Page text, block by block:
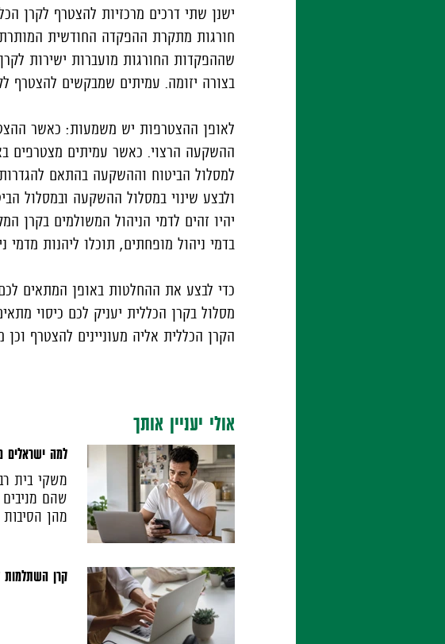
ישנן שתי דרכים מרכזיות להצטרף לקרן
חורגות מתקרת ההפקדה החודשית
שההפקדות החורגות מועברות ישירות
בצורה יזומה. עמיתים שמבקשים להצטרף
לאופן ההצטרפות יש משמעות: כאשר
ההשקעה הרצוי. כאשר עמיתים מצטרפים
למסלול הביטוח וההשקעה בהתאם
ולבצע שינוי במסלול ההשקעה ובמסלול
יהיו זהים לדמי הניהול המשולמים בקרן
בדמי ניהול מופחתים, תוכלו ליהנות מדמי
כדי לבצע את ההחלטות באופן המתאים לכם
מסלול בקרן הכללית יעניק לכם כיסוי
הקרן הכללית אליה מעוניינים להצטרף
אולי יעניין אותך
למה
משקי בית
שהם
מהן הסיבות
קרן השתלמות